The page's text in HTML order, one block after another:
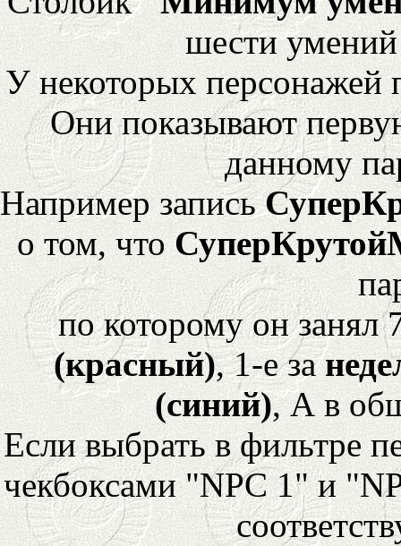
шести
У некоторых персонажей
Они показывают
данному
Например запись
о том, что
по которому он
(красный), 1-е за
(синий), А в
Если выбрать в фильтре
чекбоксами "NPC 1" и